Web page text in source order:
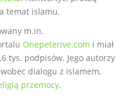
temat islamu.
m.in.
Onepeterive.com i miał
tys. podpisów. Jego autorzy
dialogu z islamem,
przemocy.